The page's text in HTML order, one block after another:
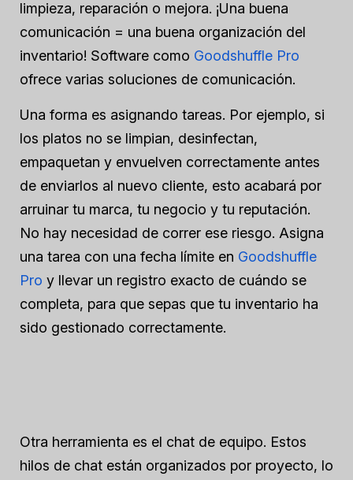
limpieza, reparación o mejora. ¡Una buena
comunicación = una buena organización del
inventario! Software como Goodshuffle Pro
ofrece varias soluciones de comunicación.
Una forma es asignando tareas. Por ejemplo, si
los platos no se limpian, desinfectan,
empaquetan y envuelven correctamente antes
de enviarlos al nuevo cliente, esto acabará por
arruinar tu marca, tu negocio y tu reputación.
No hay necesidad de correr ese riesgo. Asigna
una tarea con una fecha límite en Goodshuffle
Pro y llevar un registro exacto de cuándo se
completa, para que sepas que tu inventario ha
sido gestionado correctamente.
Otra herramienta es el chat de equipo. Estos
hilos de chat están organizados por proyecto, lo